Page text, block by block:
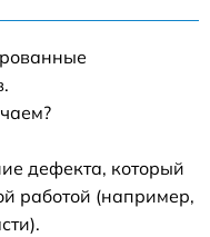
дефекта, который
работой (например,